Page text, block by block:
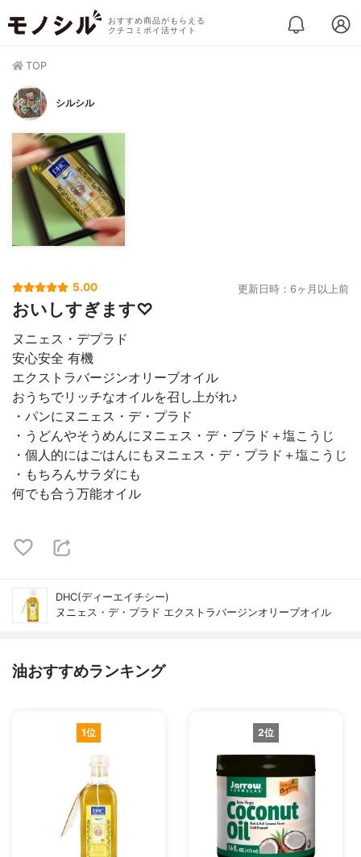
おすすめ商品がもらえる
クチコミポイ活サイト
TOP
シルシル
5.00 更新日時：6ヶ月以上前
おいしすぎます♡
ヌニェス・デプラド
安心安全 有機
エクストラバージンオリーブオイル
おうちでリッチなオイルを召し上がれ♪
・パンにヌニェス・デ・プラド
・うどんやそうめんにヌニェス・デ・プラド＋塩こうじ
・個人的にはごはんにもヌニェス・デ・プラド＋塩こうじ
・もちろんサラダにも
何でも合う万能オイル
DHC(ディーエイチシー)
ヌニェス・デ・プラド エクストラバージンオリーブオイル
油おすすめランキング
1位 2位